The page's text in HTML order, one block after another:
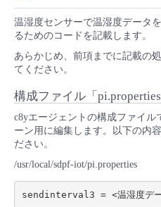
すべてのメニューを見
- 登録情報の管理
- APIリファレンス
■ 基本構築ガイド
- クラウド / サーバー
- Flexible InterConnect
- リモートワーク
温湿度センサーで温湿度データ
るためのコードを記載します。
あらかじめ、前項までに記載の
てください。
構成ファイル「pi.properties
c8yエージェントの構成ファイル
ーン用に編集します。以下の内
ださい。
/usr/local/sdpf-iot/pi.properties